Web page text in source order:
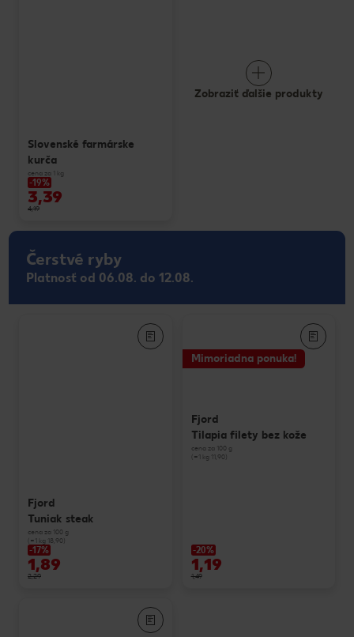
Slovenské farmárske
kurča
cena za 1 kg
-19%
3,39
4,19
Zobraziť ďalšie produkty
Čerstvé ryby
Platnosť od 06.08. do 12.08.
Fjord
Tuniak steak
cena za 100 g
(=1 kg 18,90)
-17%
1,89
2,29
Mimoriadna ponuka!
Fjord
Tilapia filety bez kože
cena za 100 g
(=1 kg 11,90)
-20%
1,19
1,49